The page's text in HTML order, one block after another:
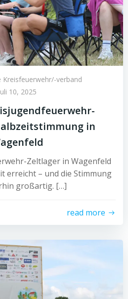
Kreisfeuerwehr/-verband
10, 2025
in
Zeltlager in Wagenfeld
erreicht – und die Stimmung
großartig. […]
read more